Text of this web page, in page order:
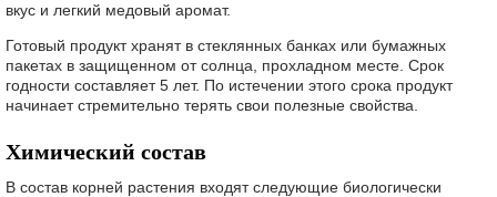
вкус и легкий медовый аромат.
Готовый продукт хранят в стеклянных банках или бумажных
пакетах в защищенном от солнца, прохладном месте. Срок
годности составляет 5 лет. По истечении этого срока продукт
начинает стремительно терять свои полезные свойства.
Химический состав
В состав корней растения входят следующие биологически